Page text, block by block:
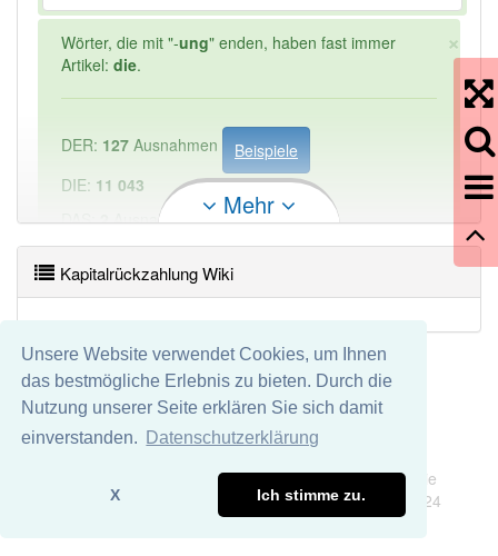
Unsere Website verwendet Cookies, um Ihnen
das bestmögliche Erlebnis zu bieten. Durch die
Nutzung unserer Seite erklären Sie sich damit
einverstanden.
Datenschutzerklärung
X Ich stimme zu.
×
Wörter, die mit "-ung" enden, haben fast immer
Artikel: die.
DER: 127 Ausnahmen
Beispiele
DIE: 11 043
DAS:2Ausnahmen Beispiele
PowerIndex:
Häufigkeit: 2 von 10
Wörter mit Endung-kapitalrückzahlungaber mit
einem anderen Artikel: -1
87% unserer Spielapp-Nutzer haben den Artikel
Mehr
Kapitalrückzahlung Wiki
Wir übernehmen keine Garantie und keine Haftung für die
Richtigkeit und Vollständigkeit dieser Seite. DDDEasy 2024